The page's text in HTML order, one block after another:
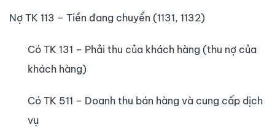
Nợ TK 113 – Tiền đang chuyển (1131, 1132)
Có TK 131 – Phải thu của khách hàng (thu nợ của
khách hàng)
Có TK 511 – Doanh thu bán hàng và cung cấp dịch
vụ